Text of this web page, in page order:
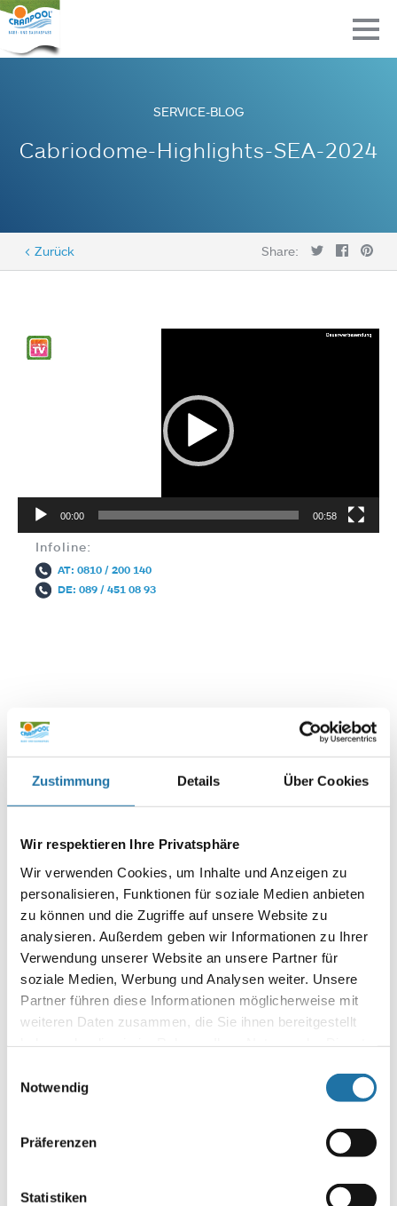
Zustimmung Details Über Cookies
Wir respektieren Ihre Privatsphäre
Wir verwenden Cookies, um Inhalte und Anzeigen zu
personalisieren, Funktionen für soziale Medien anbieten
zu können und die Zugriffe auf unsere Website zu
analysieren. Außerdem geben wir Informationen zu Ihrer
Verwendung unserer Website an unsere Partner für
soziale Medien, Werbung und Analysen weiter. Unsere
Partner führen diese Informationen möglicherweise mit
weiteren Daten zusammen, die Sie ihnen bereitgestellt
unsererDatenschutzerklärung
Notwendig
Präferenzen
Statistiken
SERVICE-BLOG
Cabriodome-Highlights-SEA-2024
< Zurück Share:
Video-
Player
00:00 00:58
Infoline:
AT: 0810 / 200 140
DE: 089 / 451 08 93
SCHREIBE EINEN KOMMENTAR
Felder sind mit*markiert
Kommentar*
Name *
E-Mail-Adresse